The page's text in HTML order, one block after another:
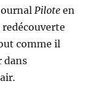
Pilote en
comme il
dans